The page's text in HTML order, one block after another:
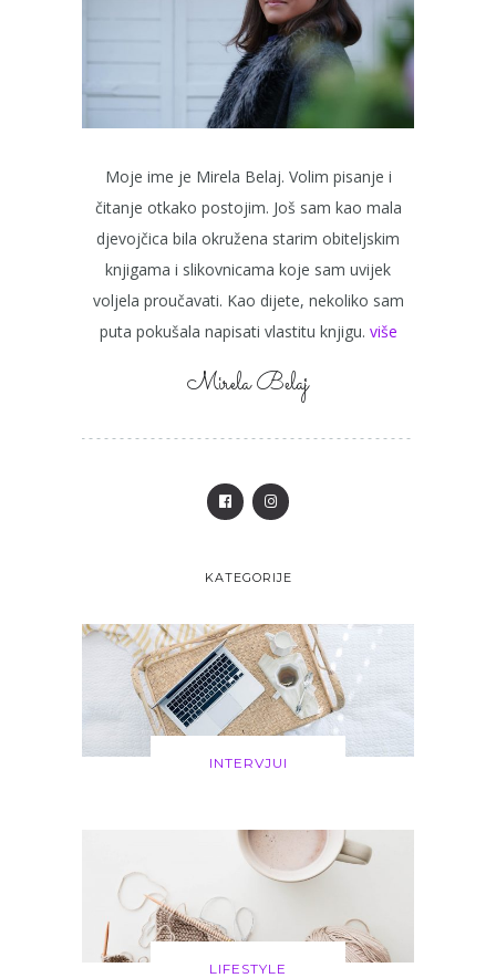
Moje ime je Mirela Belaj. Volim pisanje i
čitanje otkako postojim. Još sam kao mala
djevojčica bila okružena starim obiteljskim
knjigama i slikovnicama koje sam uvijek
voljela proučavati. Kao dijete, nekoliko sam
puta pokušala napisati vlastitu knjigu. više
Mirela Belaj
KATEGORIJE
INTERVJUI
LIFESTYLE